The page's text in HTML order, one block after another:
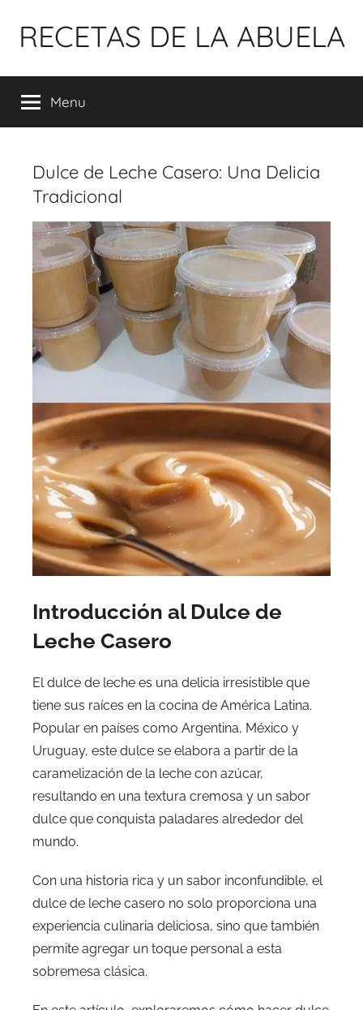
para
conteúdo
RECETAS DE LA ABUELA
Menu
Dulce de Leche Casero: Una Delicia
Tradicional
Introducción al Dulce de
Leche Casero
El dulce de leche es una delicia irresistible que
tiene sus raíces en la cocina de América Latina.
Popular en países como Argentina, México y
Uruguay, este dulce se elabora a partir de la
caramelización de la leche con azúcar,
resultando en una textura cremosa y un sabor
dulce que conquista paladares alrededor del
mundo.
Con una historia rica y un sabor inconfundible, el
dulce de leche casero no solo proporciona una
experiencia culinaria deliciosa, sino que también
permite agregar un toque personal a esta
sobremesa clásica.